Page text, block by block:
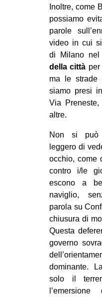
Inoltre, come
possiamo
parole
video in cui
di Milano nel
della città
ma le
siamo presi
Via
altre.
Non si può
leggero di
occhio, come
contro i/le
escono a
naviglio,
parola su
chiusura di
Questa
governo
dominante.
solo il